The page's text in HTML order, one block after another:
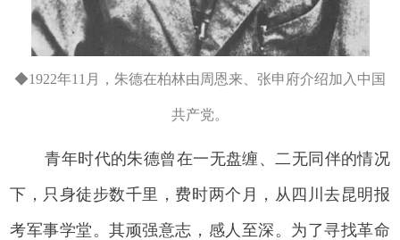
◆1922年11月，朱德在柏林由周恩来、张申府介绍加入中国
共产党。
青年时代的朱德曾在一无盘缠、二无同伴的情况
下，只身徒步数千里，费时两个月，从四川去昆明报
考军事学堂。其顽强意志，感人至深。为了寻找革命